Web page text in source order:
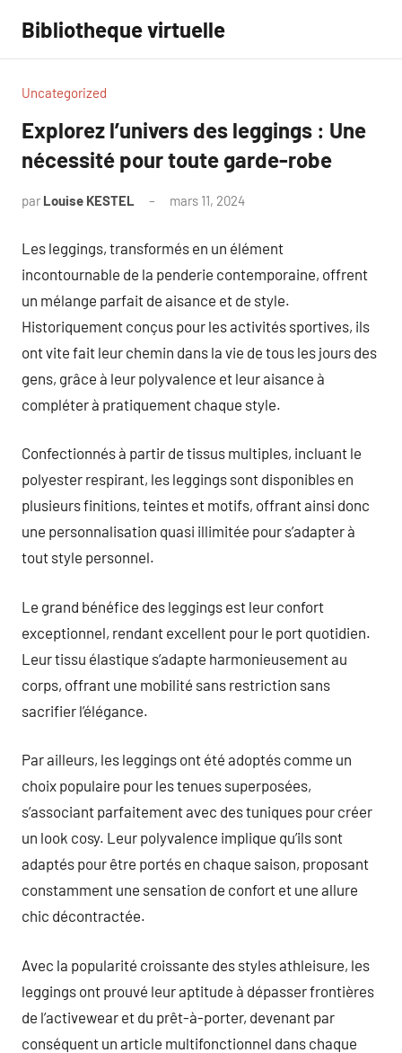
contenu
Bibliotheque virtuelle
Uncategorized
Explorez l’univers des leggings : Une
nécessité pour toute garde-robe
par Louise KESTEL mars 11, 2024
Les leggings, transformés en un élément
incontournable de la penderie contemporaine, offrent
un mélange parfait de aisance et de style.
Historiquement conçus pour les activités sportives, ils
ont vite fait leur chemin dans la vie de tous les jours des
gens, grâce à leur polyvalence et leur aisance à
compléter à pratiquement chaque style.
Confectionnés à partir de tissus multiples, incluant le
polyester respirant, les leggings sont disponibles en
plusieurs finitions, teintes et motifs, offrant ainsi donc
une personnalisation quasi illimitée pour s’adapter à
tout style personnel.
Le grand bénéfice des leggings est leur confort
exceptionnel, rendant excellent pour le port quotidien.
Leur tissu élastique s’adapte harmonieusement au
corps, offrant une mobilité sans restriction sans
sacrifier l’élégance.
Par ailleurs, les leggings ont été adoptés comme un
choix populaire pour les tenues superposées,
s’associant parfaitement avec des tuniques pour créer
un look cosy. Leur polyvalence implique qu’ils sont
adaptés pour être portés en chaque saison, proposant
constamment une sensation de confort et une allure
chic décontractée.
Avec la popularité croissante des styles athleisure, les
leggings ont prouvé leur aptitude à dépasser frontières
de l’activewear et du prêt-à-porter, devenant par
conséquent un article multifonctionnel dans chaque